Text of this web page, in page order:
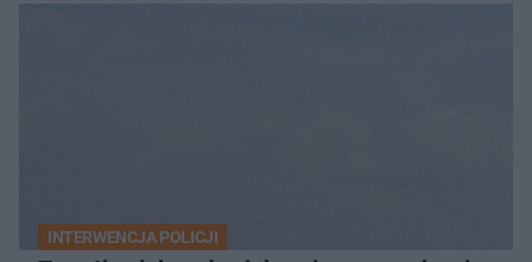
INTERWENCJA POLICJI